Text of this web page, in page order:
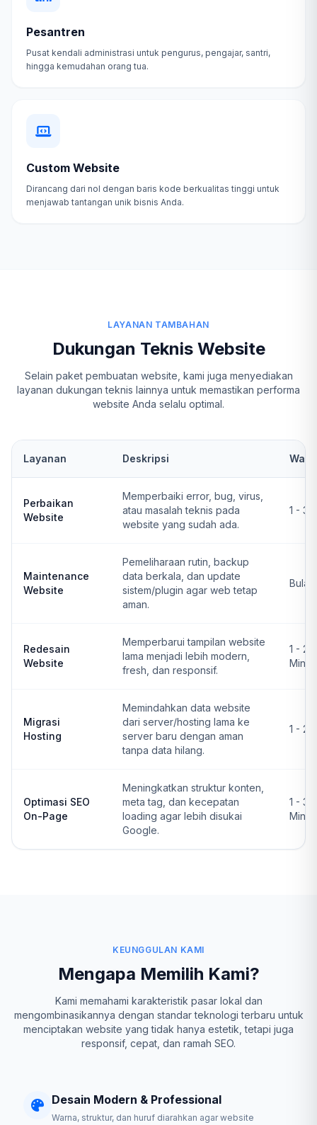
Pesantren
Pusat kendali administrasi untuk pengurus, pengajar, santri,
hingga kemudahan orang tua.
Custom Website
Dirancang dari nol dengan baris kode berkualitas tinggi untuk
menjawab tantangan unik bisnis Anda.
LAYANAN TAMBAHAN
Dukungan Teknis Website
Selain paket pembuatan website, kami juga menyediakan
layanan dukungan teknis lainnya untuk memastikan performa
website Anda selalu optimal.
Layanan Deskripsi
Perbaikan
Website
Memperbaiki error, bug, virus,
atau masalah teknis pada
website yang sudah ada.
1 - 3
Maintenance
Website
Pemeliharaan rutin, backup
data berkala, dan update
sistem/plugin agar web tetap
aman.
Redesain
Website
Memperbarui tampilan website
lama menjadi lebih modern,
fresh, dan responsif.
1 - 2
Migrasi
Hosting
Memindahkan data website
dari server/hosting lama ke
server baru dengan aman
tanpa data hilang.
1 - 2
Optimasi SEO
On-Page
Meningkatkan struktur konten,
meta tag, dan kecepatan
loading agar lebih disukai
Google.
1 - 3
KEUNGGULAN KAMI
Mengapa Memilih Kami?
Kami memahami karakteristik pasar lokal dan
mengombinasikannya dengan standar teknologi terbaru untuk
menciptakan website yang tidak hanya estetik, tetapi juga
responsif, cepat, dan ramah SEO.
Desain Modern & Professional
Warna, struktur, dan huruf diarahkan agar website